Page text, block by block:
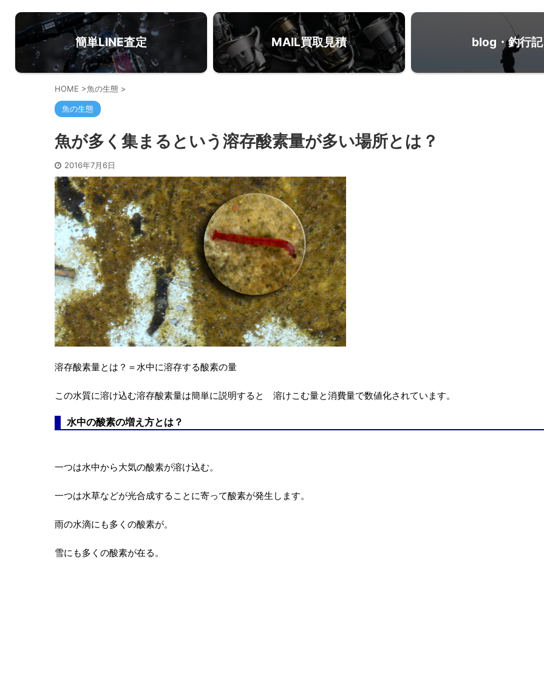
簡単LINE査定 MAIL買取見積 blog・釣行記
HOME >魚の生態 >
魚の生態
魚が多く集まるという溶存酸素量が多い場所とは？
2016年7月6日
溶存酸素量とは？＝水中に溶存する酸素の量
この水質に溶け込む溶存酸素量は簡単に説明すると 溶けこむ量と消費量で数値化されています。
水中の酸素の増え方とは？
一つは水中から大気の酸素が溶け込む。
一つは水草などが光合成することに寄って酸素が発生します。
雨の水滴にも多くの酸素が。
雪にも多くの酸素が在る。